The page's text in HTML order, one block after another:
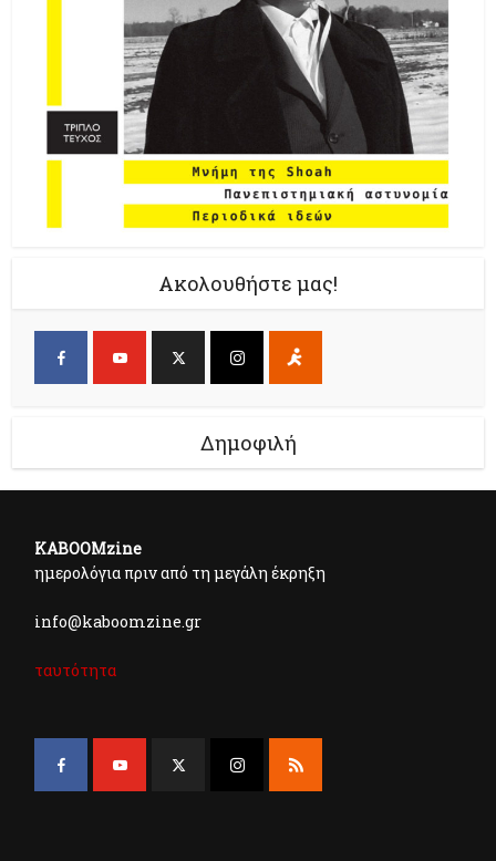
Ακολουθήστε μας!
Δημοφιλή
KABOOMzine
ημερολόγια πριν από τη μεγάλη έκρηξη
info@kaboomzine.gr
ταυτότητα